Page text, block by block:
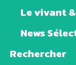
Le vivant
News
Rechercher